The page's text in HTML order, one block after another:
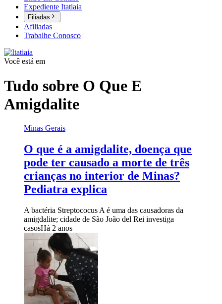
Expediente Itatiaia
Filiadas
Afiliadas
Trabalhe Conosco
Você está em
Tudo sobre O Que E
Amigdalite
Minas Gerais
O que é a amigdalite, doença que
pode ter causado a morte de três
crianças no interior de Minas?
Pediatra explica
A bactéria Streptococus A é uma das causadoras da
amigdalite; cidade de São João del Rei investiga
casosHá 2 anos